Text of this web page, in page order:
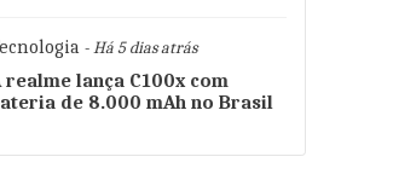
- Há 5 dias atrás
realme lança C100x com
de 8.000 mAh no Brasil